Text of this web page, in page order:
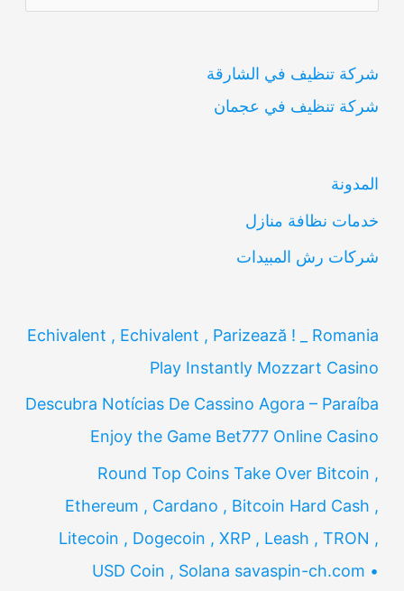
ل
ح
ث
ن
شركة تنظيف في الشارقة
شركة تنظيف في عجمان
المدونة
خدمات نظافة منازل
شركات رش المبيدات
Echivalent , Echivalent , Parizează ! _ Romania
Play Instantly Mozzart Casino
Descubra Notícias De Cassino Agora – Paraíba
Enjoy the Game Bet777 Online Casino
Round Top Coins Take Over Bitcoin ,
Ethereum , Cardano , Bitcoin Hard Cash ,
Litecoin , Dogecoin , XRP , Leash , TRON ,
USD Coin , Solana savaspin-ch.com •